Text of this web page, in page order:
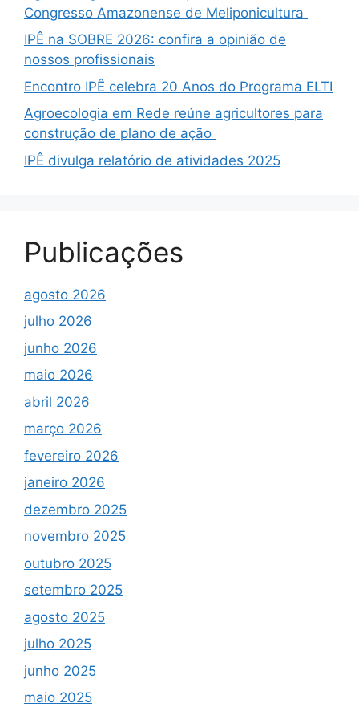
Congresso Amazonense de Meliponicultura
IPÊ na SOBRE 2026: confira a opinião de
nossos profissionais
Encontro IPÊ celebra 20 Anos do Programa ELTI
Agroecologia em Rede reúne agricultores para
construção de plano de ação
IPÊ divulga relatório de atividades 2025
Publicações
agosto 2026
julho 2026
junho 2026
maio 2026
abril 2026
março 2026
fevereiro 2026
janeiro 2026
dezembro 2025
novembro 2025
outubro 2025
setembro 2025
agosto 2025
julho 2025
junho 2025
maio 2025